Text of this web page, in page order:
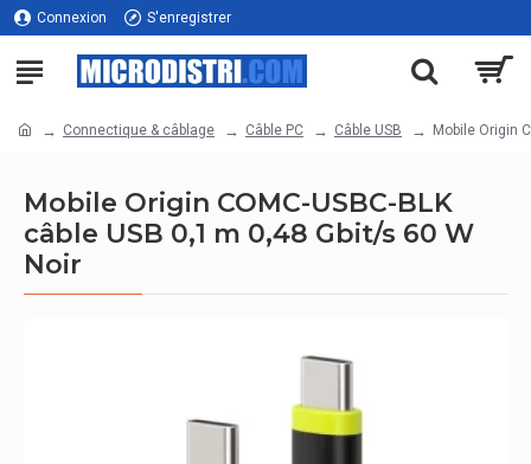
Connexion S'enregistrer
Connectique & câblage Câble PC Câble USB Mobile Origin
Mobile Origin COMC-USBC-BLK
câble USB 0,1 m 0,48 Gbit/s 60 W
Noir